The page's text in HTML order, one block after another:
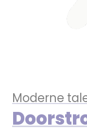
Moderne